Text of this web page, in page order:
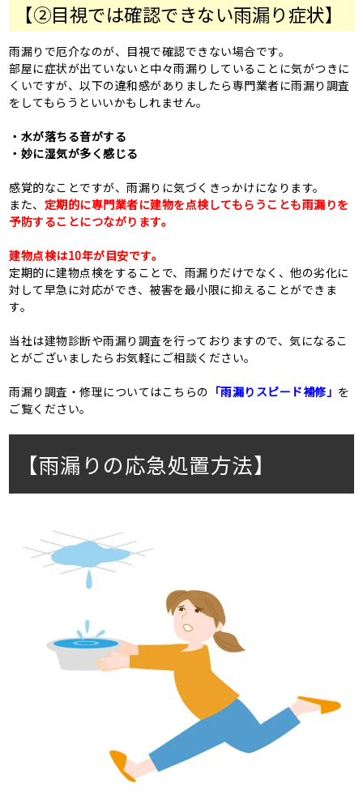
【②目視では確認できない雨漏り症状】
雨漏りで厄介なのが、目視で確認できない場合です。
部屋に症状が出ていないと中々雨漏りしていることに気がつきに
くいですが、以下の違和感がありましたら専門業者に雨漏り調査
をしてもらうといいかもしれません。
・水が落ちる音がする
・妙に湿気が多く感じる
感覚的なことですが、雨漏りに気づくきっかけになります。
また、 定期的に専門業者に建物を点検してもらうことも雨漏りを
予防することにつながります。
建物点検は10年が目安です。
定期的に建物点検をすることで、雨漏りだけでなく、他の劣化に
対して早急に対応ができ、被害を最小限に抑えることができま
す。
当社は建物診断や雨漏り調査を行っておりますので、気になるこ
とがございましたらお気軽にご相談ください。
雨漏り調査・修理についてはこちらの 「雨漏りスピード補修」 を
ご覧ください。
【雨漏りの応急処置方法】